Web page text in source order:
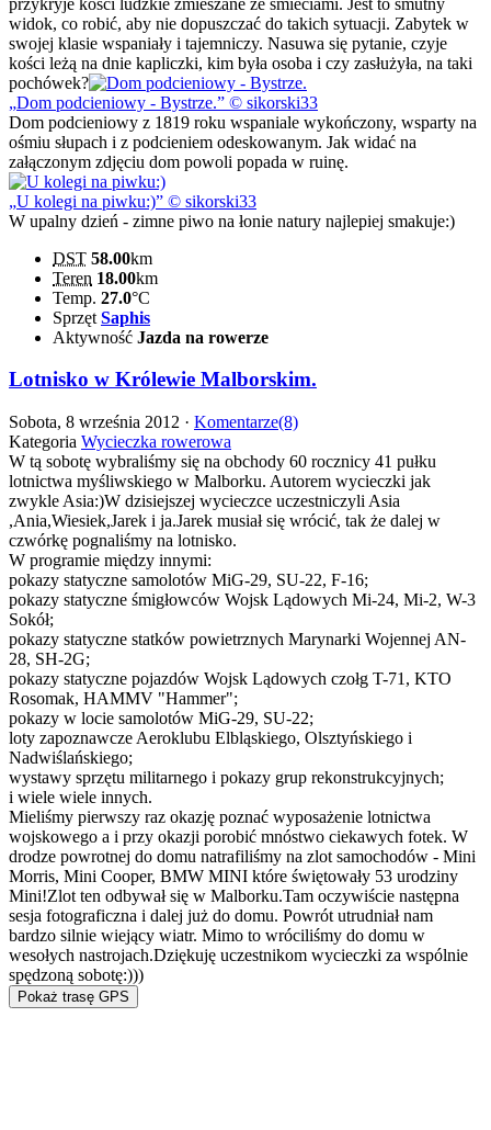
widok, co robić, aby nie dopuszczać do takich sytuacji. Zabytek w
swojej klasie wspaniały i tajemniczy. Nasuwa się pytanie, czyje
kości leżą na dnie kapliczki, kim była osoba i czy zasłużyła, na taki
pochówek?
Dom podcieniowy - Bystrze.
© sikorski33
Dom podcieniowy z 1819 roku wspaniale wykończony, wsparty na
ośmiu słupach i z podcieniem odeskowanym. Jak widać na
załączonym zdjęciu dom powoli popada w ruinę.
U kolegi na piwku:)
© sikorski33
W upalny dzień - zimne piwo na łonie natury najlepiej smakuje:)
DST 58.00km
Teren 18.00km
Temp. 27.0°C
Sprzęt Saphis
Aktywność Jazda na rowerze
Lotnisko w Królewie Malborskim.
Sobota, 8 września 2012 · Komentarze(8)
Kategoria Wycieczka rowerowa
W tą sobotę wybraliśmy się na obchody 60 rocznicy 41 pułku
lotnictwa myśliwskiego w Malborku. Autorem wycieczki jak
zwykle Asia:)W dzisiejszej wycieczce uczestniczyli Asia
,Ania,Wiesiek,Jarek i ja.Jarek musiał się wrócić, tak że dalej w
czwórkę pognaliśmy na lotnisko.
W programie między innymi:
pokazy statyczne samolotów MiG-29, SU-22, F-16;
pokazy statyczne śmigłowców Wojsk Lądowych Mi-24, Mi-2, W-3
Sokół;
pokazy statyczne statków powietrznych Marynarki Wojennej AN-
28, SH-2G;
pokazy statyczne pojazdów Wojsk Lądowych czołg T-71, KTO
Rosomak, HAMMV "Hammer";
pokazy w locie samolotów MiG-29, SU-22;
loty zapoznawcze Aeroklubu Elbląskiego, Olsztyńskiego i
Nadwiślańskiego;
wystawy sprzętu militarnego i pokazy grup rekonstrukcyjnych;
i wiele wiele innych.
Mieliśmy pierwszy raz okazję poznać wyposażenie lotnictwa
wojskowego a i przy okazji porobić mnóstwo ciekawych fotek. W
drodze powrotnej do domu natrafiliśmy na zlot samochodów - Mini
Morris, Mini Cooper, BMW MINI które świętowały 53 urodziny
Mini!Zlot ten odbywał się w Malborku.Tam oczywiście następna
sesja fotograficzna i dalej już do domu. Powrót utrudniał nam
bardzo silnie wiejący wiatr. Mimo to wróciliśmy do domu w
wesołych nastrojach.Dziękuję uczestnikom wycieczki za wspólnie
spędzoną sobotę:)))
Pokaż trasę GPS